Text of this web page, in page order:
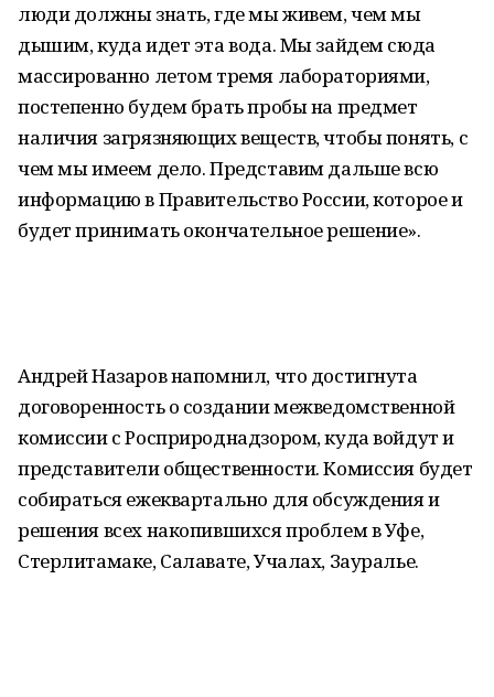
люди должны знать, где мы живем, чем мы
дышим, куда идет эта вода. Мы зайдем сюда
массированно летом тремя лабораториями,
постепенно будем брать пробы на предмет
наличия загрязняющих веществ, чтобы понять, с
чем мы имеем дело. Представим дальше всю
информацию в Правительство России, которое и
будет принимать окончательное решение».
Андрей Назаров напомнил, что достигнута
договоренность о создании межведомственной
комиссии с Росприроднадзором, куда войдут и
представители общественности. Комиссия будет
собираться ежеквартально для обсуждения и
решения всех накопившихся проблем в Уфе,
Стерлитамаке, Салавате, Учалах, Зауралье.